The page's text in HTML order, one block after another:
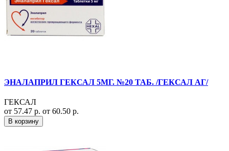
ЭНАЛАПРИЛ ГЕКСАЛ 5МГ. №20 ТАБ. /ГЕКСАЛ АГ/
ГЕКСАЛ
от 57.47 р. от 60.50 р.
В корзину